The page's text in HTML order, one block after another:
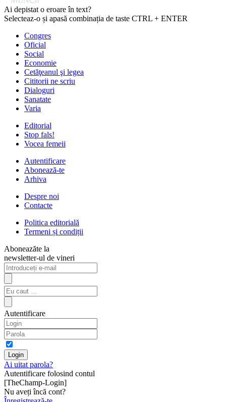
Ai depistat o eroare în text?
Selecteaz-o și apasă combinația de taste CTRL + ENTER
Congres
Oficial
Social
Economie
Cetăţeanul şi legea
Cititorii ne scriu
Dialoguri
Sanatate
Varia
Editorial
Stop fals!
Vocea femeii
Autentificare
Abonează-te
Arhiva
Despre noi
Contacte
Politica editorială
Termeni și condiții
Aboneazăte la
newsletter-ul de vineri
Autentificare
Ai uitat parola?
Autentificare folosind contul
[TheChamp-Login]
Nu aveți încă cont?